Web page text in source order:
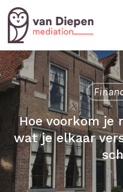
Skip
main
content
Hoe voorkom je
wat je elkaar